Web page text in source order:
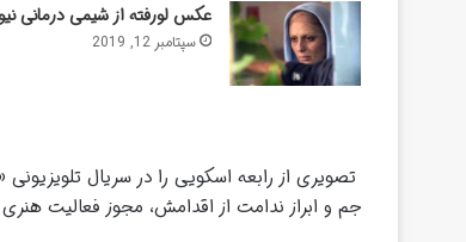
عکس لورفته از شیمی درمانی
سپتامبر 12, 2019
تصویری از رابعه اسکویی را در سریال
جم و ابراز ندامت از اقدامش، مجوز فعالیت